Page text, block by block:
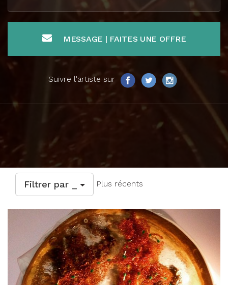
Suivre l'artiste sur
MESSAGE | FAITES UNE OFFRE
Filtrer par _ Plus récents